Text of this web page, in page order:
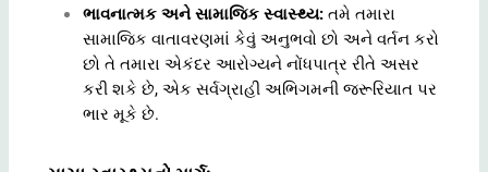
ભાવનાત્મક અને સામાજિક સ્વાસ્થ્ય: તમે તમારા
સામાજિક વાતાવરણમાં કેવું અનુભવો છો અને વર્તન કરો
છો તે તમારા એકંદર આરોગ્યને નોંધપાત્ર રીતે અસર
કરી શકે છે, એક સર્વગ્રાહી અભિગમની જરૂરિયાત પર
ભાર મૂકે છે.